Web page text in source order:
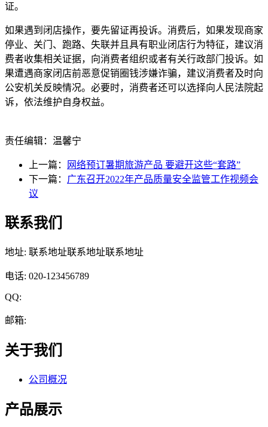
证。
如果遇到闭店操作，要先留证再投诉。消费后，如果发现商家
停业、关门、跑路、失联并且具有职业闭店行为特征，建议消
费者收集相关证据，向消费者组织或者有关行政部门投诉。如
果遭遇商家闭店前恶意促销圈钱涉嫌诈骗，建议消费者及时向
公安机关反映情况。必要时，消费者还可以选择向人民法院起
诉，依法维护自身权益。
责任编辑：温馨宁
上一篇：
网络预订暑期旅游产品 要避开这些“套路”
下一篇： 广东召开2022年产品质量安全监管工作视频会
议
联系我们
地址: 联系地址联系地址联系地址
电话: 020-123456789
QQ:
邮箱:
关于我们
公司概况
产品展示